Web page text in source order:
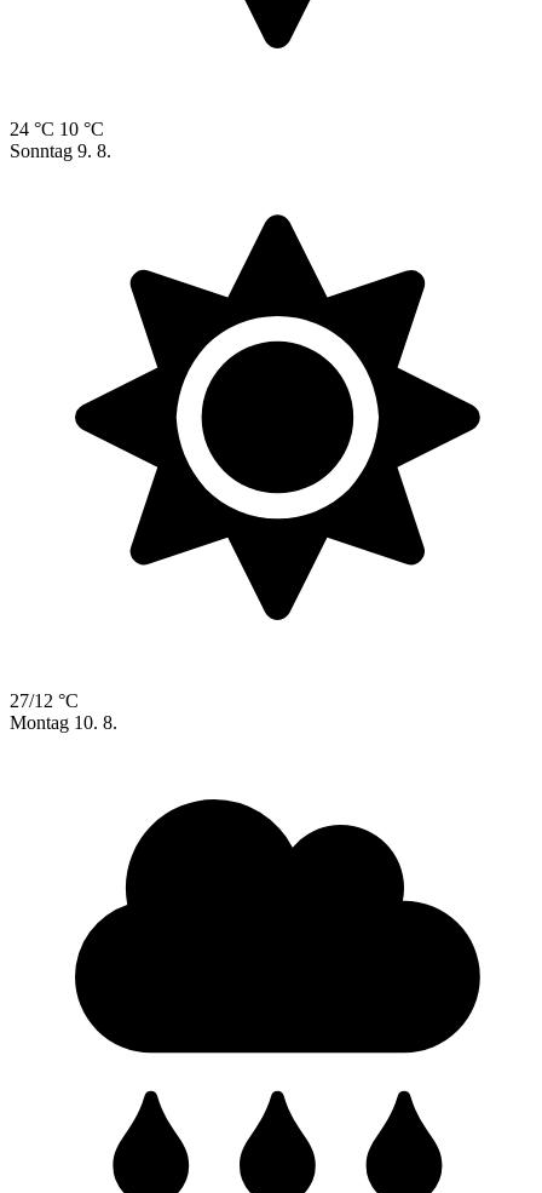
24 °C 10 °C
Sonntag 9. 8.
27/12 °C
Montag 10. 8.